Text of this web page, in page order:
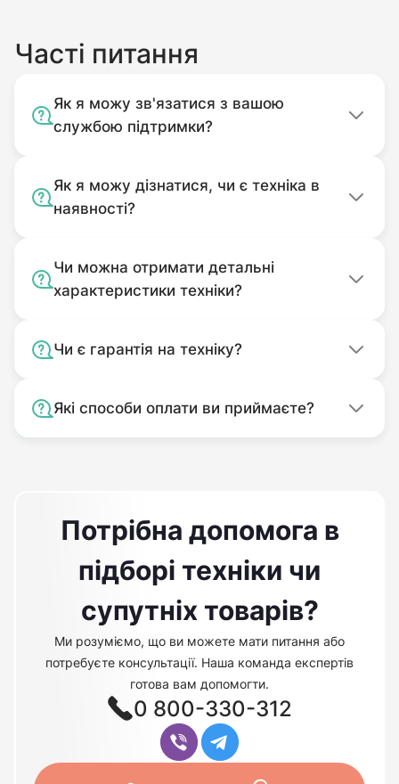
корпусу сторонніх предметів).
Без оригінального пакування.
Комплектність подачі якого
відповідає комплекту покупки.
Забруднений.
Часті питання
Як я можу зв'язатися з вашою
службою підтримки?
Як я можу дізнатися, чи є техніка в
наявності?
Чи можна отримати детальні
характеристики техніки?
Чи є гарантія на техніку?
Які способи оплати ви приймаєте?
Потрібна допомога в
підборі техніки чи
супутніх товарів?
Ми розуміємо, що ви можете мати питання або
потребуєте консультації. Наша команда експертів
готова вам допомогти.
0 800-330-312